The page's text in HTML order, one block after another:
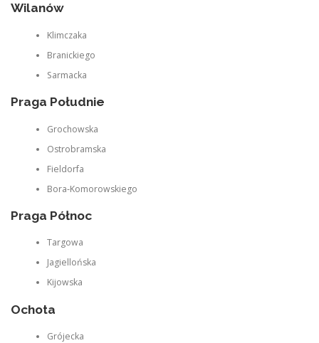
Wilanów
Klimczaka
Branickiego
Sarmacka
Praga Południe
Grochowska
Ostrobramska
Fieldorfa
Bora‑Komorowskiego
Praga Północ
Targowa
Jagiellońska
Kijowska
Ochota
Grójecka